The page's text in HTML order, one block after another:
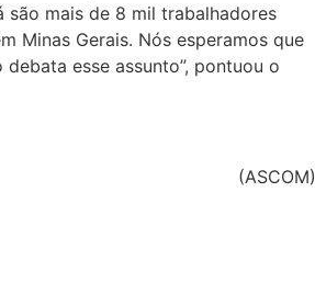
são mais de 8 mil trabalhadores
Minas Gerais. Nós esperamos que
esse assunto”, pontuou o
(ASCOM)